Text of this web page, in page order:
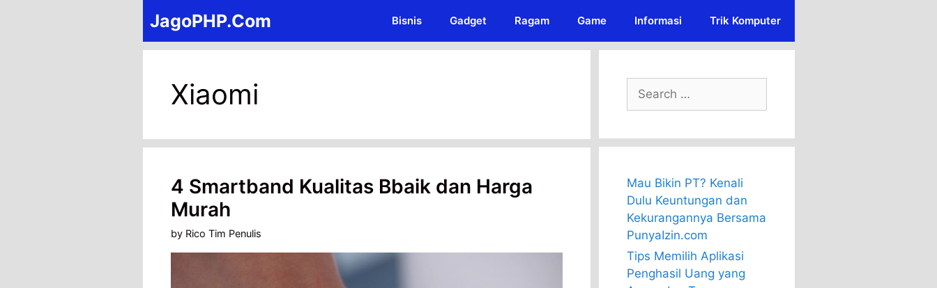
JagoPHP.Com Bisnis Gadget Ragam Game Informasi Trik Komputer
Xiaomi
4 Smartband Kualitas Bbaik dan Harga
Murah
by Rico Tim Penulis
Search
for:
Mau Bikin PT? Kenali
Dulu Keuntungan dan
Kekurangannya Bersama
PunyaIzin.com
Tips Memilih Aplikasi
Penghasil Uang yang